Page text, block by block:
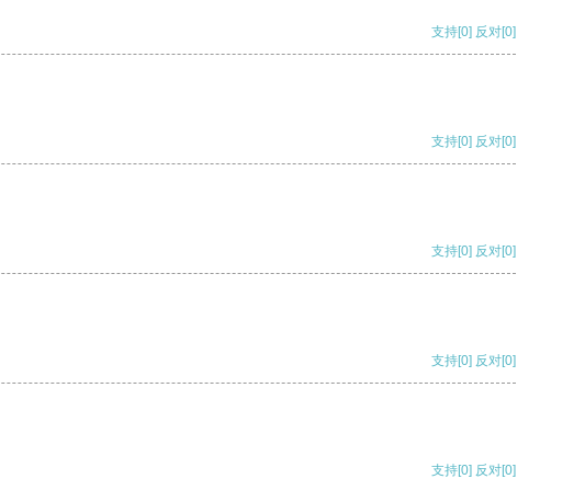
支持[0] 反对[0]
支持[0] 反对[0]
支持[0] 反对[0]
支持[0] 反对[0]
支持[0] 反对[0]